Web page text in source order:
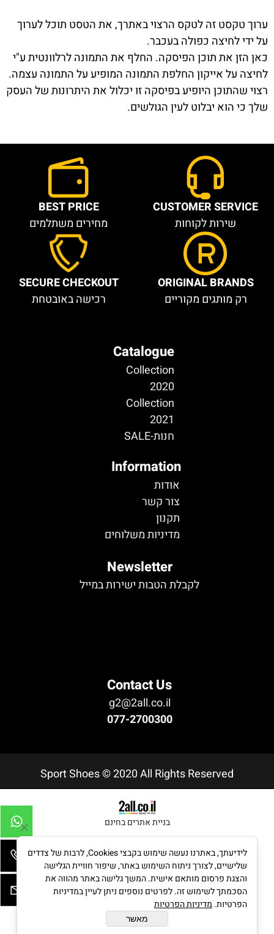
ערוך טקסט זה לטקס הרצוי באתרך, את הטסט תוכל לערוך
על ידי לחיצה כפולה בעכבר.
כאן הזן את תוכן הפיסקה. החלף את התמונה לרלוונטית ע"י
לחיצה על אייקון החלפת התמונה המופיע על התמונה עצמה.
רצוי שהתוכן היופיע בפיסקה זו יכלול את היתרונות של העסק
שלך כי הוא יבלוט לעין הגולשים.
CUSTOMER SERVICE
שירות לקוחות
BEST PRICE
מחירים משתלמים
ORIGINAL BRANDS
רק מותגים מקוריים
SECURE CHECKOUT
רכישה באובטחת
Catalogue
Collection
2020
Collection
2021
חנות-SALE
Information
אודות
צור קשר
תקנון
מדיניות משלוחים
Newsletter
לקבלת הטבות ישירות במייל
Contact Us
g2@2all.co.il
077-2700300
Sport Shoes © 2020 All Rights Reserved
בניית אתרים בחינם
לידיעתך, באתרנו נעשה שימוש בקבצי Cookies, לרבות של צדדים
שלישיים, לצורך ניתוח השימוש באתר, שיפור חוויית הגלישה
והצגת פרסום מותאם אישית. המשך גלישה באתר מהווה את
הסכמתך לשימוש זה. לפרטים נוספים ניתן לעיין במדיניות
הפרטיות. מדיניות הפרטיות
מאשר